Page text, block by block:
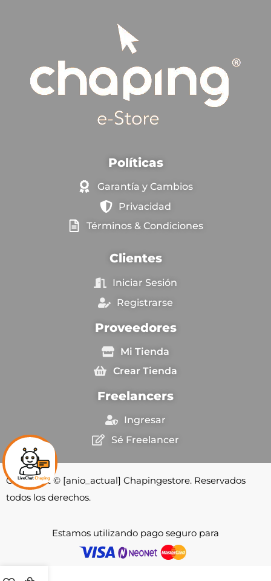
Políticas
Garantía y Cambios
Privacidad
Términos & Condiciones
Clientes
Iniciar Sesión
Registrarse
Proveedores
Mi Tienda
Crear Tienda
Freelancers
Ingresar
Sé Freelancer
Copyright © [anio_actual] Chapingestore. Reservados
todos los derechos.
Estamos utilizando pago seguro para